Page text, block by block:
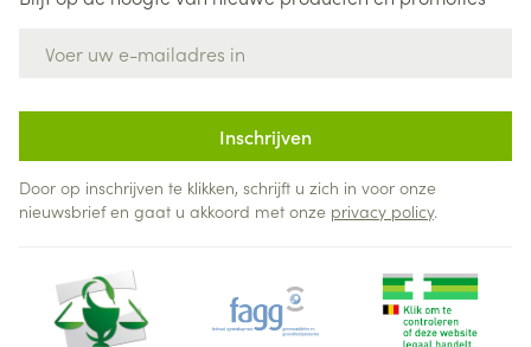
Inschrijven
Door op inschrijven te klikken, schrijft u zich in voor onze
nieuwsbrief en gaat u akkoord met onze privacy policy.